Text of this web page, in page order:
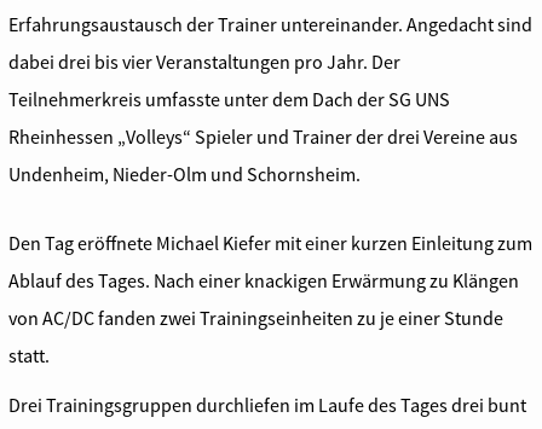
Erfahrungsaustausch der Trainer untereinander. Angedacht sind
dabei drei bis vier Veranstaltungen pro Jahr. Der
Teilnehmerkreis umfasste unter dem Dach der SG UNS
Rheinhessen „Volleys“ Spieler und Trainer der drei Vereine aus
Undenheim, Nieder-Olm und Schornsheim.
Den Tag eröffnete Michael Kiefer mit einer kurzen Einleitung zum
Ablauf des Tages. Nach einer knackigen Erwärmung zu Klängen
von AC/DC fanden zwei Trainingseinheiten zu je einer Stunde
statt.
Drei Trainingsgruppen durchliefen im Laufe des Tages drei bunt